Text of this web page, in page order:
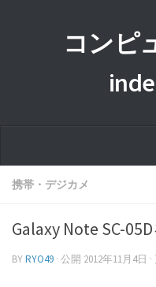
コンピ
ホーム
プライバシーポリシー
運営者情報
携帯・デジカメ
Galaxy Note SC-
BYRYO49 · 公開 2012年11月4日